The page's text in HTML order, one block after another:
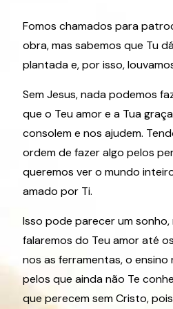
Fomos chamados para
obra, mas sabemos que Tu
plantada e, por isso,
Sem Jesus, nada podemos
que o Teu amor e a Tua
consolem e nos ajudem.
ordem de fazer algo pelos
queremos ver o mundo
amado por Ti.
Isso pode parecer um sonho,
falaremos do Teu amor até
nos as ferramentas, o
pelos que ainda não Te
que perecem sem Cristo,